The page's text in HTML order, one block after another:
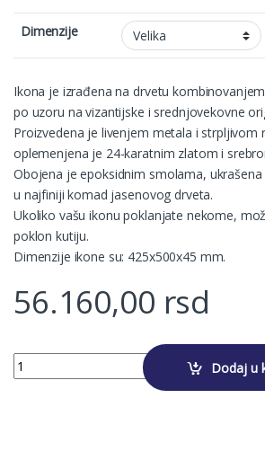
Dimenzije
Ikona je izrađena na drvetu
po uzoru na vizantijske i srednjovekovne
Proizvedena je livenjem metala i strpljivom
oplemenjena je 24-karatnim zlatom i
Obojena je epoksidnim smolama,
u najfiniji komad jasenovog drveta.
Ukoliko vašu ikonu poklanjate nekome,
poklon kutiju.
Dimenzije ikone su: 425x500x45 mm.
56.160,00 rsd
SVETI NIKOLA quantity Dodaj u